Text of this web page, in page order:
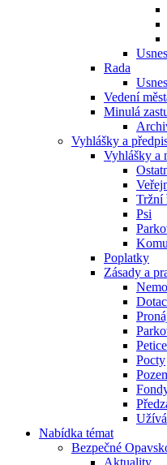
Rada
Vedení
Minulá
Vyhlášky a
Vyhlášky a
Tržní
Psi
Poplatky
Zásady a
Petice
Pocty
Nabídka témat
Bezpečné